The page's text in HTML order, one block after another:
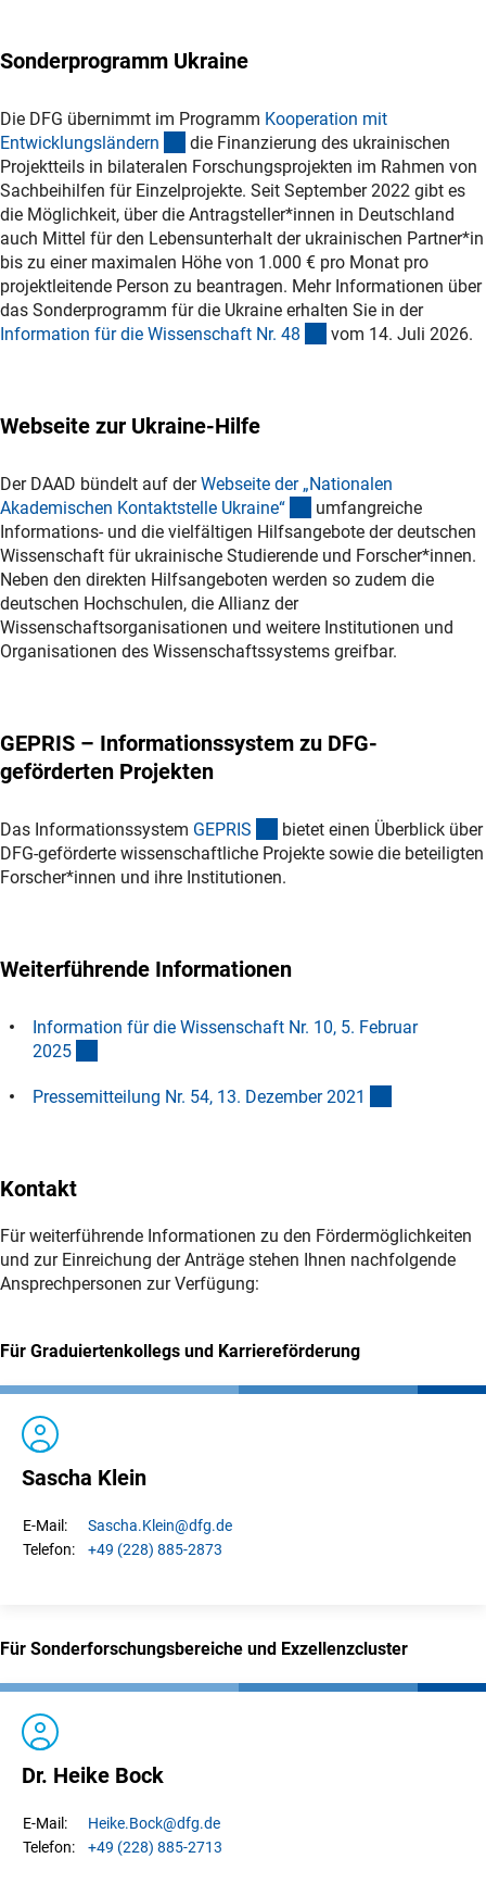
Sonderprogramm Ukraine
Die DFG übernimmt im Programm Kooperation mit
Entwicklungsländern (interner Link)
die Finanzierung des ukrainischen
Projektteils in bilateralen Forschungsprojekten im Rahmen von
Sachbeihilfen für Einzelprojekte. Seit September 2022 gibt es
die Möglichkeit, über die Antragsteller*innen in Deutschland
auch Mittel für den Lebensunterhalt der ukrainischen Partner*in
bis zu einer maximalen Höhe von 1.000 € pro Monat pro
projektleitende Person zu beantragen. Mehr Informationen über
das Sonderprogramm für die Ukraine erhalten Sie in der
Information für die Wissenschaft Nr. 48 (interner Link)
vom 14. Juli 2026.
Webseite zur Ukraine-Hilfe
Der DAAD bündelt auf derWebseite der „Nationalen
Akademischen Kontaktstelle Ukraine“ (externer Link)
umfangreiche
Informations- und die vielfältigen Hilfsangebote der deutschen
Wissenschaft für ukrainische Studierende und Forscher*innen.
Neben den direkten Hilfsangeboten werden so zudem die
deutschen Hochschulen, die Allianz der
Wissenschaftsorganisationen und weitere Institutionen und
Organisationen des Wissenschaftssystems greifbar.
GEPRIS – Informationssystem zu DFG-
geförderten Projekten
Das Informationssystem GEPRIS (externer Link)
bietet einen Überblick über
DFG-geförderte wissenschaftliche Projekte sowie die beteiligten
Forscher*innen und ihre Institutionen.
Weiterführende Informationen
Information für die Wissenschaft Nr. 10, 5. Februar
2025
Pressemitteilung Nr. 54, 13. Dezember 2021
Kontakt
Für weiterführende Informationen zu den Fördermöglichkeiten
und zur Einreichung der Anträge stehen Ihnen nachfolgende
Ansprechpersonen zur Verfügung:
Für Graduiertenkollegs und Karriereförderung
Sascha Klein
E-Mail: Sascha.Klein@dfg.de
Telefon:
+49 (228) 885-2873
Für Sonderforschungsbereiche und Exzellenzcluster
Dr. Heike Bock
E-Mail: Heike.Bock@dfg.de
Telefon:
+49 (228) 885-2713